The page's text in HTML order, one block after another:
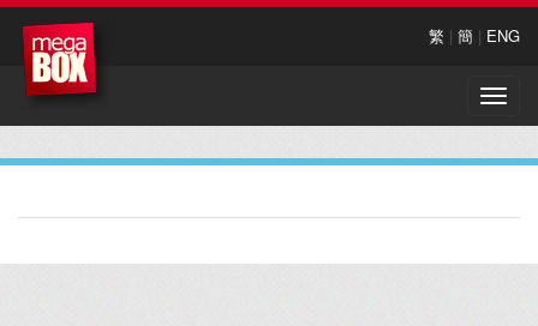
繁 | 簡 | ENG
Toggle